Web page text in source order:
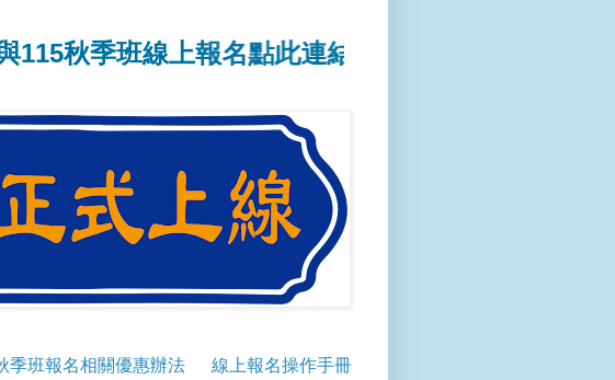
季班線上報名點此連結 📢線上報名操作方式點此連
季班報名相關優惠辦法
線上報名操作手冊